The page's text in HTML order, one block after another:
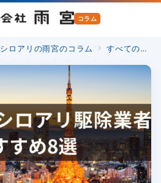
シロアリの雨宮のコラム すべての記事